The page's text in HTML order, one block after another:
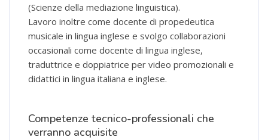
(Scienze della mediazione linguistica).
Lavoro inoltre come docente di propedeutica
musicale in lingua inglese e svolgo collaborazioni
occasionali come docente di lingua inglese,
traduttrice e doppiatrice per video promozionali e
didattici in lingua italiana e inglese.
Competenze tecnico-professionali che
verranno acquisite